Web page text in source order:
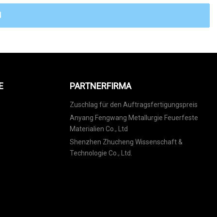
PARTNERFIRMA
Zuschlag für den Auftragsfertigungspreis
Anyang Fengwang Metallurgie Feuerfeste
Materialien Co., Ltd
Shenzhen Zhucheng Wissenschaft &
Technologie Co., Ltd.